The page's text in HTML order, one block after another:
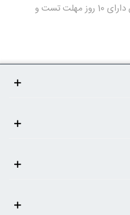
تمامی محصولات موجود در فردوس دارای 10 روز مهلت تست و